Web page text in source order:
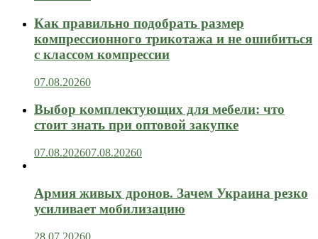
Как правильно подобрать размер
компрессионного трикотажа и не ошибиться
с классом компрессии
07.08.20260
Выбор комплектующих для мебели: что
стоит знать при оптовой закупке
07.08.202607.08.20260
Армия живых дронов. Зачем Украина резко
усиливает мобилизацию
28.07.20260